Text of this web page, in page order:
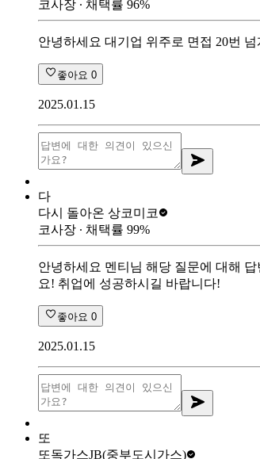
코사장 ∙ 채택률 96%
안녕하세요 대기업 위주로 면접 20번
좋아요 0
2025.01.15
다
다시 돌아온 상코미코
코사장 ∙ 채택률 99%
안녕하세요 멘티님 해당 질문에 대해
요! 취업에 성공하시길 바랍니다!
좋아요 0
2025.01.15
또
또독가스JB(중부도시가스)